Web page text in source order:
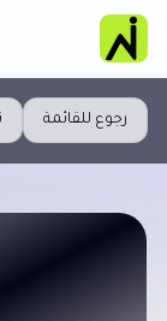
رجوع للقائمة